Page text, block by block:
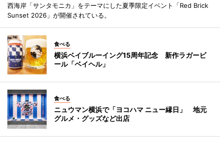
西海岸「サンタモニカ」をテーマにした夏季限定イベント「Red Brick
Sunset 2026」が開催されている。
食べる
横浜ベイブルーイング15周年記念 新作ラガービ
ール「ベイヘル」
食べる
ニュウマン横浜で「ヨコハマ ニュー縁日」 地元
グルメ・グッズなど出店